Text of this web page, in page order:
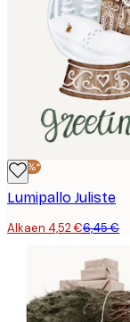
-30%*
Lumipallo Juliste
Alkaen 4,52 €6,45 €